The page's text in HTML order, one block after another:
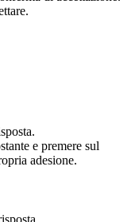
e premere sul
adesione.